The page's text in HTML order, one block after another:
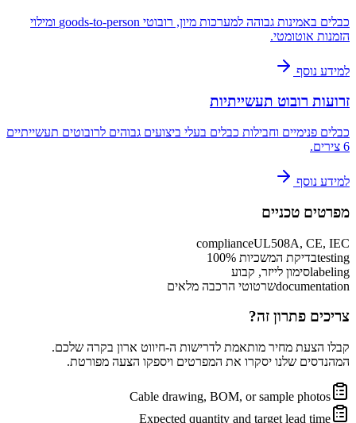
כבלים באמינות גבוהה למערכות מיון, רובוטי goods-to-person ומילוי
הזמנות אוטומטי.
למידע נוסף
זרועות רובוט תעשייתיות
כבלים פנימיים וחבילות כבלים בעלי ביצועים גבוהים לרובוטים תעשייתיים
6 צירים.
למידע נוסף
מפרטים טכניים
complianceUL508A, CE, IEC
testingבדיקת המשכיות 100%
labelingסימון לייזר, קבוע
documentationשרטוטי הרכבה מלאים
צריכים פתרון זה?
קבלו הצעת מחיר מותאמת לדרישות ה-חיווט ארון בקרה שלכם.
המהנדסים שלנו יסקרו את המפרטים ויספקו הצעה מפורטת.
Cable drawing, BOM, or sample photos
Expected quantity and target lead time